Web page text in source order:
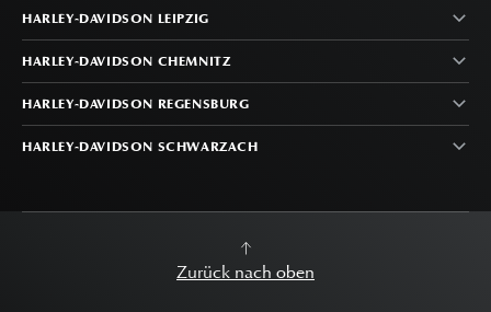
HARLEY-DAVIDSON LEIPZIG
HARLEY-DAVIDSON CHEMNITZ
HARLEY-DAVIDSON REGENSBURG
HARLEY-DAVIDSON SCHWARZACH
Zurück nach oben